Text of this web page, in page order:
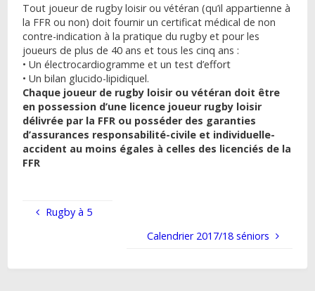
Tout joueur de rugby loisir ou vétéran (qu’il appartienne à
la FFR ou non) doit fournir un certificat médical de non
contre-indication à la pratique du rugby et pour les
joueurs de plus de 40 ans et tous les cinq ans :
• Un électrocardiogramme et un test d’effort
• Un bilan glucido-lipidiquel.
Chaque joueur de rugby loisir ou vétéran doit être
en possession d’une licence joueur rugby loisir
délivrée par la FFR ou posséder des garanties
d’assurances responsabilité-civile et individuelle-
accident au moins égales à celles des licenciés de la
FFR
Rugby à 5
Calendrier 2017/18 séniors